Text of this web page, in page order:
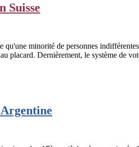
Suisse
minorité de personnes
placard. Dernièrement, le système de
Argentine